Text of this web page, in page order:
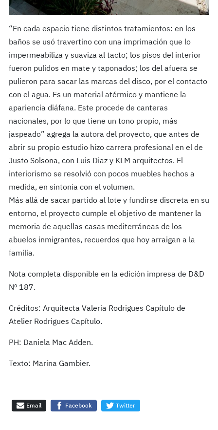
“En cada espacio tiene distintos tratamientos: en los
baños se usó travertino con una imprimación que lo
impermeabiliza y suaviza al tacto; los pisos del interior
fueron pulidos en mate y taponados; los del afuera se
pulieron para sacar las marcas del disco, por el contacto
con el agua. Es un material atérmico y mantiene la
apariencia diáfana. Este procede de canteras
nacionales, por lo que tiene un tono propio, más
jaspeado” agrega la autora del proyecto, que antes de
abrir su propio estudio hizo carrera profesional en el de
Justo Solsona, con Luis Diaz y KLM arquitectos. El
interiorismo se resolvió con pocos muebles hechos a
medida, en sintonía con el volumen.
Más allá de sacar partido al lote y fundirse discreta en su
entorno, el proyecto cumple el objetivo de mantener la
memoria de aquellas casas mediterráneas de los
abuelos inmigrantes, recuerdos que hoy arraigan a la
familia.
Nota completa disponible en la edición impresa de D&D
Nº 187.
Créditos: Arquitecta Valeria Rodrigues Capítulo de
Atelier Rodrigues Capítulo.
PH: Daniela Mac Adden.
Texto: Marina Gambier.
Email Facebook Twitter